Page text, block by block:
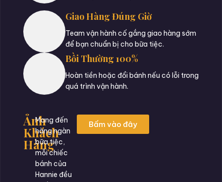
Giao Hàng Đúng Giờ
Team vận hành cố gắng giao hàng sớm
để bạn chuẩn bị cho bữa tiệc.
Bồi Thường 100%
Hoàn tiền hoặc đổi bánh nếu có lỗi trong
quá trình vận hành.
Ảnh
Khách
Hàng
Mang đến
hàng ngàn
bữa tiệc,
mỗi chiếc
bánh của
Hannie đều
Bấm vào đây